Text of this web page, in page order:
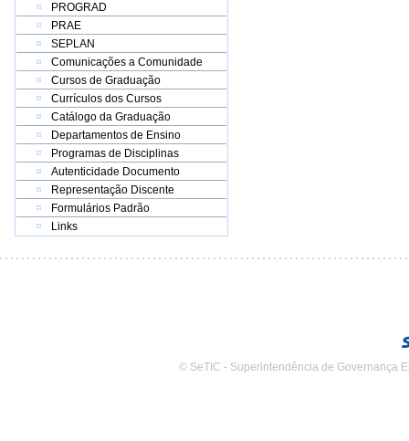
PROGRAD
PRAE
SEPLAN
Comunicações a Comunidade
Cursos de Graduação
Currículos dos Cursos
Catálogo da Graduação
Departamentos de Ensino
Programas de Disciplinas
Autenticidade Documento
Representação Discente
Formulários Padrão
Links
© SeTIC - Superintendência de Governança